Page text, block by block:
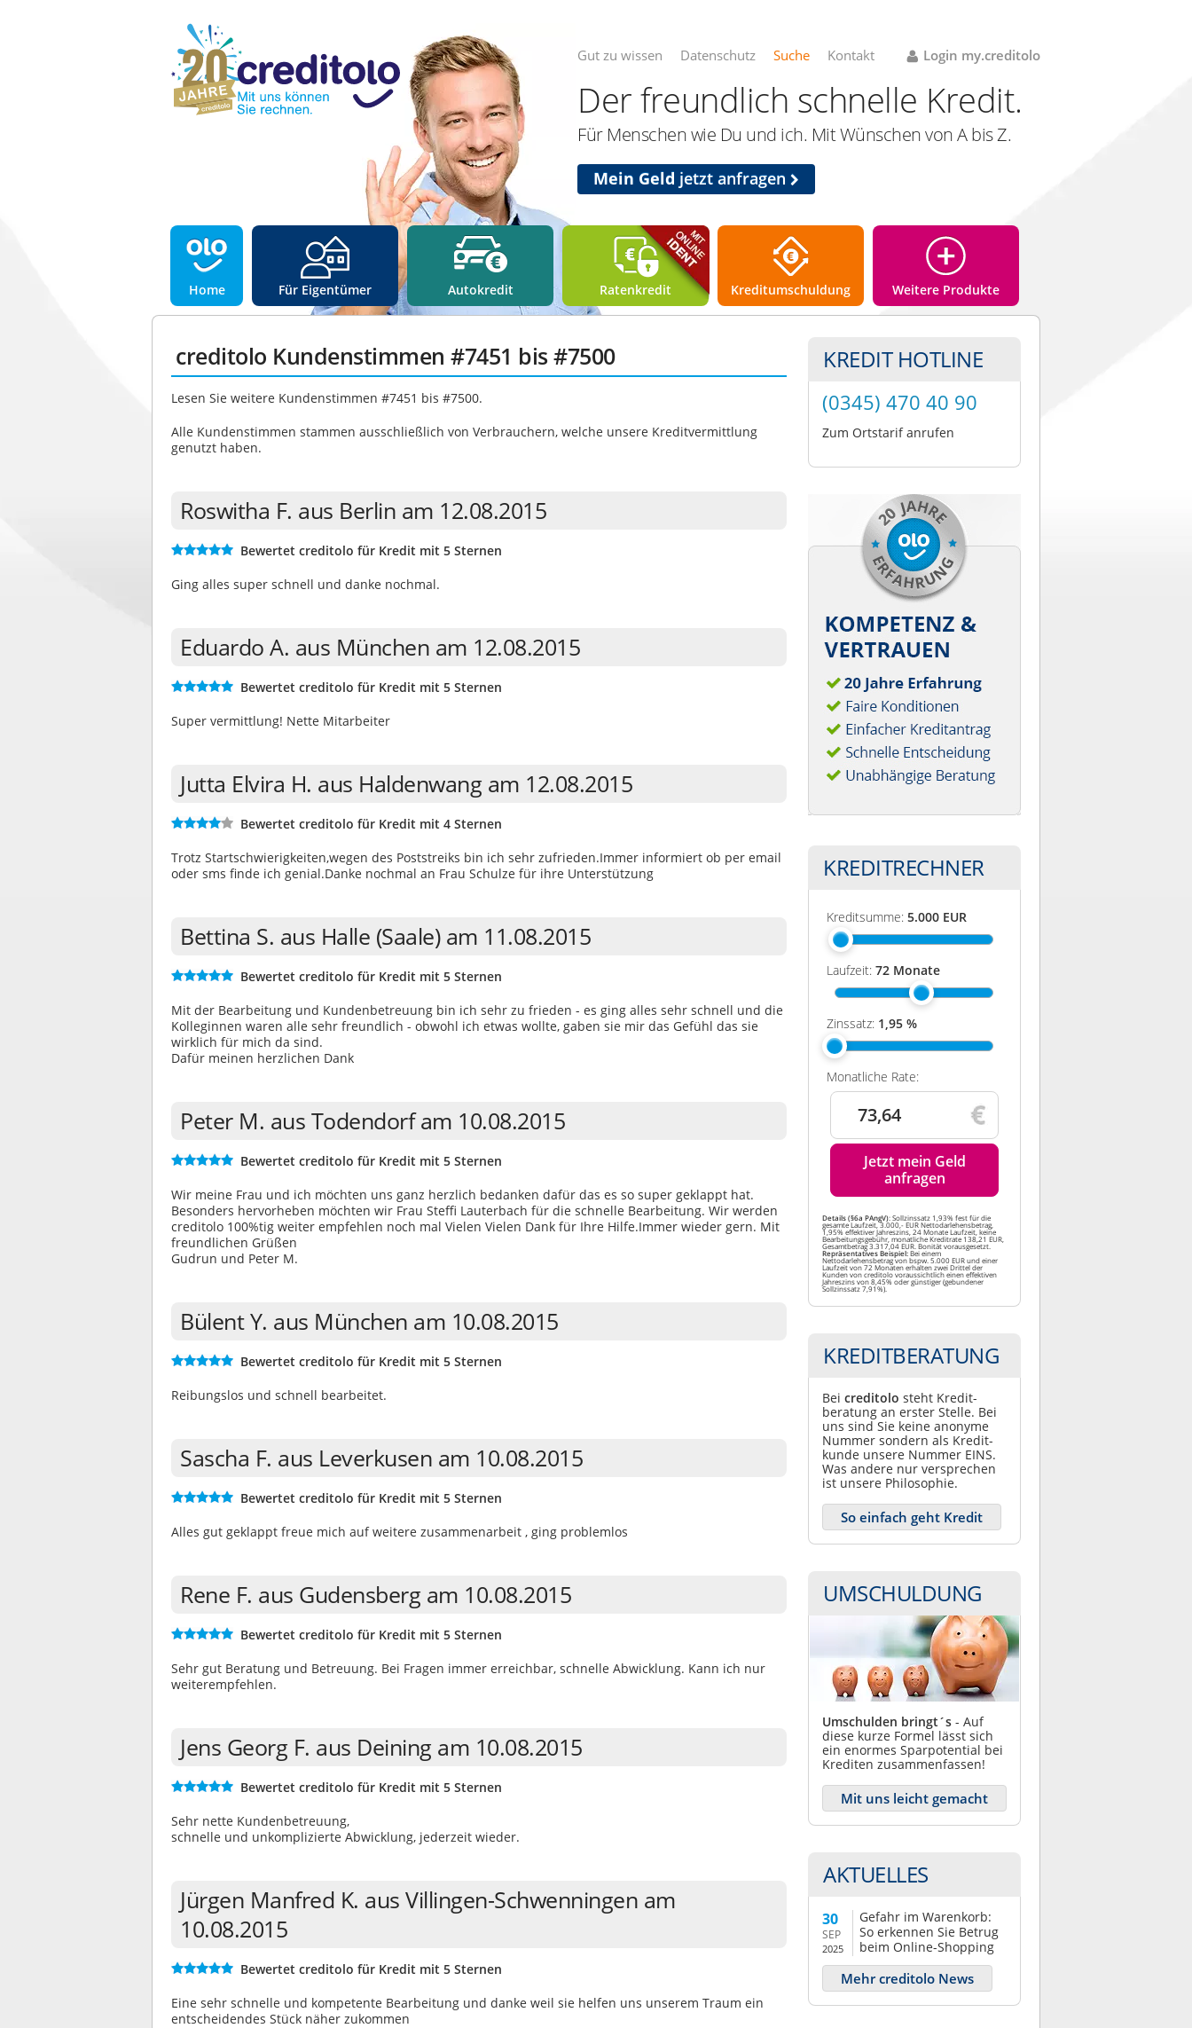
Gut zu wissen Datenschutz Suche Kontakt Login my.creditolo
Der freundlich schnelle Kredit.
Für Menschen wie Du und ich. Mit Wünschen von A bis Z.
Mein Geld jetzt anfragen
Home Für Eigentümer Autokredit Ratenkredit Kreditumschuldung Weitere Produkte
creditolo Kundenstimmen #7451 bis #7500
Lesen Sie weitere Kundenstimmen #7451 bis #7500.
Alle Kundenstimmen stammen ausschließlich von Verbrauchern, welche unsere Kreditvermittlung
genutzt haben.
Roswitha F. aus Berlin am 12.08.2015
Bewertet creditolo für Kredit mit 5 Sternen
Ging alles super schnell und danke nochmal.
Eduardo A. aus München am 12.08.2015
Bewertet creditolo für Kredit mit 5 Sternen
Super vermittlung! Nette Mitarbeiter
Jutta Elvira H. aus Haldenwang am 12.08.2015
Bewertet creditolo für Kredit mit 4 Sternen
Trotz Startschwierigkeiten,wegen des Poststreiks bin ich sehr zufrieden.Immer informiert ob per email
oder sms finde ich genial.Danke nochmal an Frau Schulze für ihre Unterstützung
Bettina S. aus Halle (Saale) am 11.08.2015
Bewertet creditolo für Kredit mit 5 Sternen
Mit der Bearbeitung und Kundenbetreuung bin ich sehr zu frieden - es ging alles sehr schnell und die
Kolleginnen waren alle sehr freundlich - obwohl ich etwas wollte, gaben sie mir das Gefühl das sie
wirklich für mich da sind.
Dafür meinen herzlichen Dank
Peter M. aus Todendorf am 10.08.2015
Bewertet creditolo für Kredit mit 5 Sternen
Wir meine Frau und ich möchten uns ganz herzlich bedanken dafür das es so super geklappt hat.
Besonders hervorheben möchten wir Frau Steffi Lauterbach für die schnelle Bearbeitung. Wir werden
creditolo 100%tig weiter empfehlen noch mal Vielen Vielen Dank für Ihre Hilfe.Immer wieder gern. Mit
freundlichen Grüßen
Gudrun und Peter M.
Bülent Y. aus München am 10.08.2015
Bewertet creditolo für Kredit mit 5 Sternen
Reibungslos und schnell bearbeitet.
Sascha F. aus Leverkusen am 10.08.2015
Bewertet creditolo für Kredit mit 5 Sternen
Alles gut geklappt freue mich auf weitere zusammenarbeit , ging problemlos
Rene F. aus Gudensberg am 10.08.2015
Bewertet creditolo für Kredit mit 5 Sternen
Sehr gut Beratung und Betreuung. Bei Fragen immer erreichbar, schnelle Abwicklung. Kann ich nur
weiterempfehlen.
Jens Georg F. aus Deining am 10.08.2015
Bewertet creditolo für Kredit mit 5 Sternen
Sehr nette Kundenbetreuung,
schnelle und unkomplizierte Abwicklung, jederzeit wieder.
Jürgen Manfred K. aus Villingen-Schwenningen am
10.08.2015
Bewertet creditolo für Kredit mit 5 Sternen
Eine sehr schnelle und kompetente Bearbeitung und danke weil sie helfen uns unserem Traum ein
entscheidendes Stück näher zukommen
KREDIT HOTLINE
(0345) 470 40 90
Zum Ortstarif anrufen
KREDITRECHNER
Kreditsumme: 5.000 EUR
Laufzeit: 72 Monate
Zinssatz: 1,95 %
Monatliche Rate:
73,64
Jetzt mein Geld
anfragen
Details (§6a PAngV): Sollzinssatz 1,93% fest für die
gesamte Laufzeit, 3.000,- EUR Nettodarlehensbetrag,
1,95% effektiver Jahreszins, 24 Monate Laufzeit, keine
Bearbeitungsgebühr, monatliche Kreditrate 138,21 EUR,
Gesamtbetrag 3.317,04 EUR. Bonität vorausgesetzt.
Repräsentatives Beispiel:Bei einem
Nettodarlehensbetrag von bspw. 5.000 EUR und einer
Laufzeit von 72 Monaten erhalten zwei Drittel der
Kunden von creditolo voraussichtlich einen effektiven
Jahreszins von 8,45% oder günstiger (gebundener
Sollzinssatz 7,91%).
KREDITBERATUNG
Bei creditolo steht Kredit­
beratung an erster Stelle. Bei
uns sind Sie keine anonyme
Nummer sondern als Kredit­
kunde unsere Nummer EINS.
Was andere nur ver­sprechen
ist unsere Philosophie.
So einfach geht Kredit
UMSCHULDUNG
Umschulden bringt´s - Auf
diese kurze Formel lässt sich
ein enormes Sparpotential bei
Krediten zusammenfassen!
Mit uns leicht gemacht
AKTUELLES
30
SEP
2025
Gefahr im Warenkorb:
So erkennen Sie Betrug
beim Online-Shopping
Mehr creditolo News